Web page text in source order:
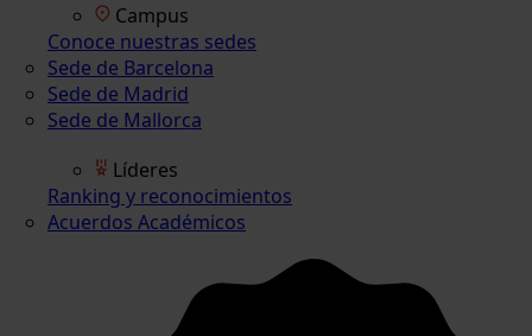
Campus
Conoce nuestras sedes
Sede de Barcelona
Sede de Madrid
Sede de Mallorca
Líderes
Ranking y reconocimientos
Acuerdos Académicos